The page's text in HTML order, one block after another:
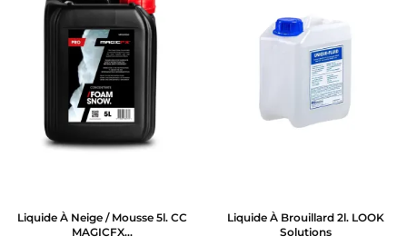
Liquide À Neige / Mousse 5l. CC
MAGICFX...
Liquide À Brouillard 2l. LOOK
Solutions